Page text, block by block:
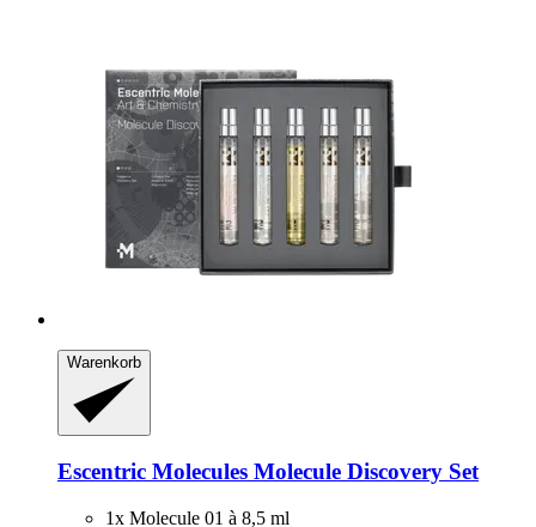
Warenkorb
Escentric Molecules Molecule Discovery Set
1x Molecule 01 à 8,5 ml